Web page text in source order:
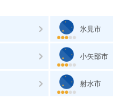
氷見市
小矢部市
射水市